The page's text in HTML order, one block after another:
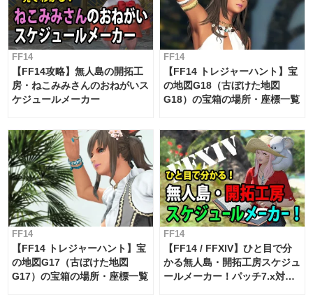
FF14
【FF14攻略】無人島の開拓工
房・ねこみみさんのおねがいス
ケジュールメーカー
FF14
【FF14 トレジャーハント】宝
の地図G18（古ぼけた地図
G18）の宝箱の場所・座標一覧
FF14
【FF14 トレジャーハント】宝
の地図G17（古ぼけた地図
G17）の宝箱の場所・座標一覧
FF14
【FF14 / FFXIV】ひと目で分
かる無人島・開拓工房スケジュ
ールメーカー！パッチ7.x対応